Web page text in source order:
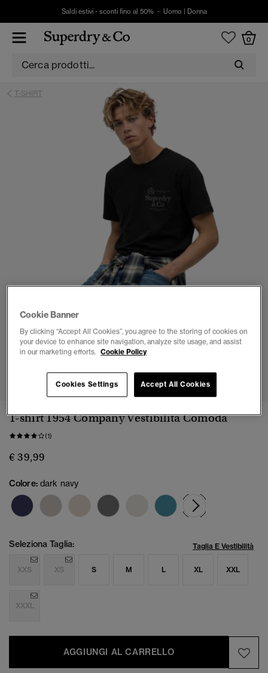
Saldi estivi - sconti fino al 50% - Uomo Donna
0
T-SHIRT
T-shirt 1954 Company Vestibilità Comoda
(1)
€ 39,99
Colore: dark navy
Seleziona Taglia: Taglia E Vestibilità
XXS XS S M L XL XXL
XXXL
AGGIUNGI AL CARRELLO
Cookie Banner
By clicking “Accept All Cookies”, you agree to the storing of cookies on
your device to enhance site navigation, analyze site usage, and assist
in our marketing efforts. Cookie Policy
Cookies Settings Accept All Cookies